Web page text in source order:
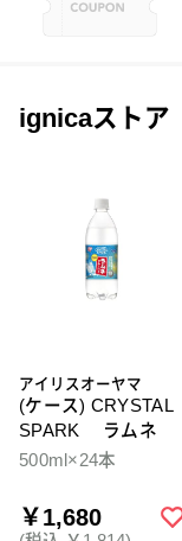
ignicaストア
アイリスオーヤマ
(ケース) CRYSTAL
SPARK ラムネ
500ml×24本
￥1,680